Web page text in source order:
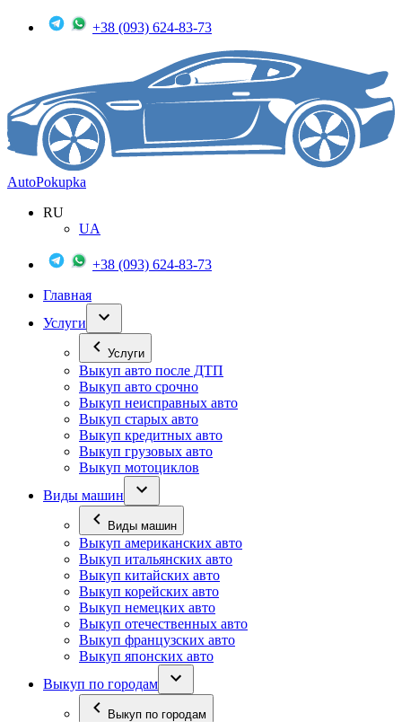
+38 (093) 624-83-73
AutoPokupka
RU
UA
+38 (093) 624-83-73
Главная
Услуги
Услуги
Выкуп авто после ДТП
Выкуп авто срочно
Выкуп неисправных авто
Выкуп старых авто
Выкуп кредитных авто
Выкуп грузовых авто
Выкуп мотоциклов
Виды машин
Виды машин
Выкуп американских авто
Выкуп итальянских авто
Выкуп китайских авто
Выкуп корейских авто
Выкуп немецких авто
Выкуп отечественных авто
Выкуп французских авто
Выкуп японских авто
Выкуп по городам
Выкуп по городам